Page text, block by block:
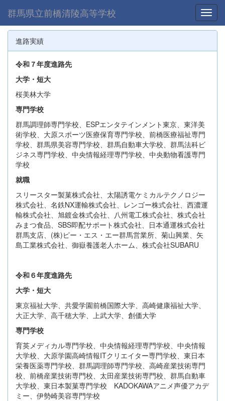
群馬県立前橋清陵高等学校
進路実績
令和７年度進路先
大学・短大
桜美林大学
専門学校
群馬調理師専門学校、ESPエンタテインメント東京、東洋美
術学校、大原スポーツ医療保育専門学校、前橋医療福祉専門
学校、群馬県美容専門学校、群馬自動車大学校、群馬法科ビ
ジネス専門学校、中央情報経理専門学校、中央動物看護専門
学校
就職
スリースター製菓株式会社、太陽誘電ケミカルテクノロジー
株式会社、名鉄NX運輸株式会社、レンゴー株式会社、西濃運
輸株式会社、旭鍍金株式会社、八州電工株式会社、株式会社
みまつ食品、SBS即配サポート株式会社、日本通運株式会社
群馬支店、(株)ピー・エス・エー群馬営業所、菊山興業、矢
島工業株式会社、御嶽養護老人ホーム、株式会社SUBARU
令和６年度進路先
大学・短大
東京福祉大学、共愛学園前橋国際大学、高崎健康福祉大学、
大正大学、高千穂大学、上武大学、創価大学
専門学校
育英メディカル専門学校、中央情報経理専門学校、中央情報
大学校、大原学園高崎情報ITクリエイター専門学校、東日本
栄養医薬専門学校、群馬調理師専門学校、高崎産業技術専門
校、前橋産業技術専門校、太田産業技術専門校、群馬自動車
大学校、東日本製菓専門学校 KADOKAWAアニメ声優アカデ
ミー、伊勢崎美容専門学校